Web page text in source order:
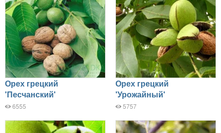
Орех грецкий
'Песчанский'
6555
Орех грецкий
'Урожайный'
5757